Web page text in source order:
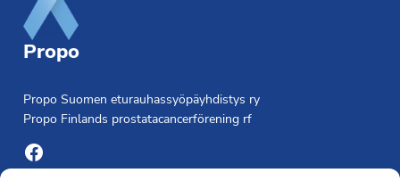
Propo
Propo Suomen eturauhassyöpäyhdistys ry
Propo Finlands prostatacancerförening rf
Facebook